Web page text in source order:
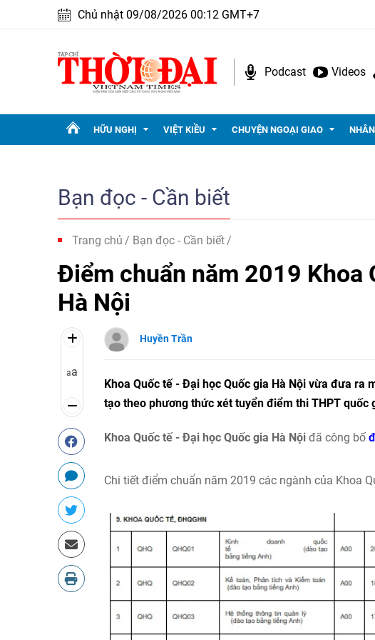
Chủ nhật 09/08/2026 00:12 GMT+7
Podcast Videos
HỮU NGHỊ VIỆT KIỀU CHUYỆN NGOẠI GIAO
Bạn đọc - Cần biết
Trang chủ Bạn đọc - Cần biết
Điểm chuẩn năm 2019 Khoa
Hà Nội
aa
Huyền Trần
Khoa Quốc tế - Đại học Quốc gia Hà Nội vừa đưa
tạo theo phương thức xét tuyển điểm thi THPT quốc
Khoa Quốc tế - Đại học Quốc gia Hà Nội đã công bố
Chi tiết điểm chuẩn năm 2019 các ngành của Khoa